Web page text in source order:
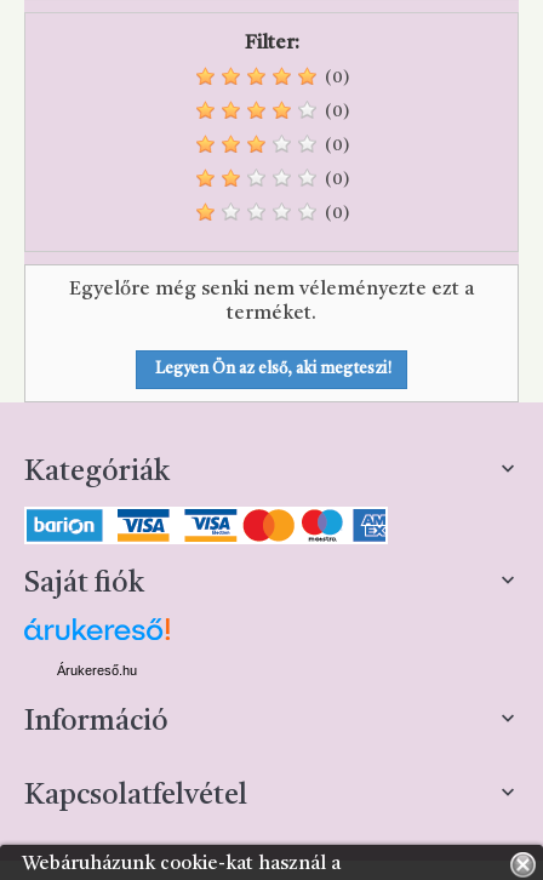
Webáruházunk cookie-kat használ a
Filter:
(0)
(0)
(0)
(0)
(0)
Egyelőre még senki nem véleményezte ezt a
terméket.
Legyen Ön az első, aki megteszi!
Kategóriák 
Saját fiók 
Árukereső.hu
Információ 
Kapcsolatfelvétel 